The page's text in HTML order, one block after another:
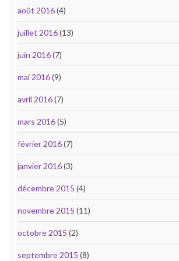
août 2016(4)
juillet 2016(13)
juin 2016(7)
mai 2016(9)
avril 2016(7)
mars 2016(5)
février 2016(7)
janvier 2016(3)
décembre 2015 (4)
novembre 2015 (11)
octobre 2015 (2)
septembre 2015 (8)